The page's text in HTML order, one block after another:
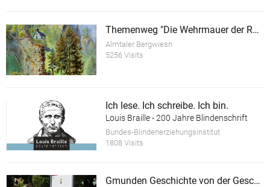
Themenweg "Die Wehrmauer der Ruine Scharnstein"
Almtaler Bergwiesn
5256 Visits
Ich lese. Ich schreibe. Ich bin.
Louis Braille - 200 Jahre Blindenschrift
Bundes-Blindenerziehungsinstitut
1808 Visits
Gmunden Geschichte von der Geschichte